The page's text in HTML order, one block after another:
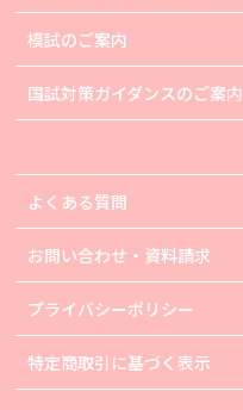
模試のご案内
国試対策ガイダンスのご案内
よくある質問
お問い合わせ・資料請求
プライバシーポリシー
特定商取引に基づく表示